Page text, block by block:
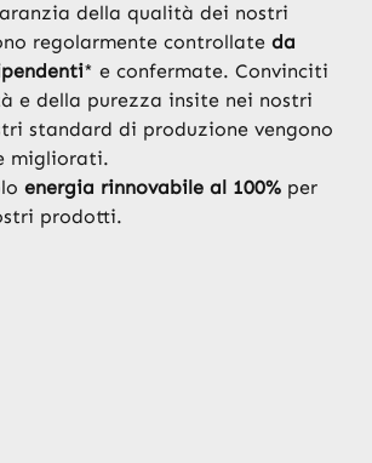
della qualità dei nostri
regolarmente controllate da
* e confermate. Convinciti
e della purezza insite nei nostri
standard di produzione vengono
migliorati.
energia rinnovabile al 100% per
prodotti.